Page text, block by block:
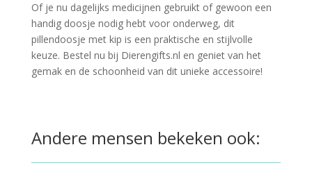
Of je nu dagelijks medicijnen gebruikt of gewoon een
handig doosje nodig hebt voor onderweg, dit
pillendoosje met kip is een praktische en stijlvolle
keuze. Bestel nu bij Dierengifts.nl en geniet van het
gemak en de schoonheid van dit unieke accessoire!
Andere mensen bekeken ook: